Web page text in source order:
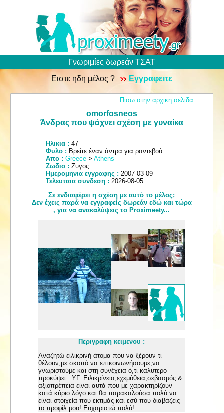
Γνωριμίες δωρεάν ΤΣΑΤ
Ειστε ηδη μέλος ?
Εγγραφειτε
Πισω στην αρχικη σελιδα
omorfosneos
Άνδρας που ψάχνει σχέση με γυναίκα
Ηλικια : 47
Φυλο : Βρείτε έναν άντρα για ραντεβού...
Απο : Greece> Athens
Ζωδιο : Ζυγος
Ημερομηνια εγγραφης : 2007-03-09
Τελευταια συνδεση : 2026-08-05
Σε ενδιαφέρει η σχέση με αυτό το μέλος;
Δεν έχεις παρά να εγγραφείς δωρεάν εδώ και τώρα
, για να ανακαλύψεις το Proximeety...
Περιγραφη κειμενου :
Αναζητώ ειλικρινή άτομα που να ξέρουν τι
θέλουν,με σκοπό να επικοινωνήσουμε,να
γνωριστούμε και στη συνέχεια ό,τι καλυτερο
προκύψει.. ΥΓ. Ειλικρίνεια,εχεμύθεια,σεβασμός &
αξιοπρέπεια είναι αυτά που με χαρακτηρίζουν
κατά κύριο λόγο και θα παρακαλούσα πολύ να
είναι στοιχεία που εκτιμάς και εσύ που διαβάζεις
το προφίλ μου! Ευχαριστώ πολύ!